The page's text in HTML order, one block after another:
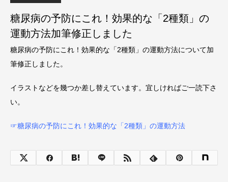
糖尿病の予防にこれ！効果的な「2種類」の
運動方法加筆修正しました
糖尿病の予防にこれ！効果的な「2種類」の運動方法について加
筆修正しました。
イラストなどを幾つか差し替えています。宜しければご一読下さ
い。
☞糖尿病の予防にこれ！効果的な「2種類」の運動方法